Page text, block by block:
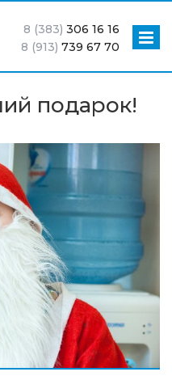
8 (383) 306 16 16
8 (913) 739 67 70
подарок!